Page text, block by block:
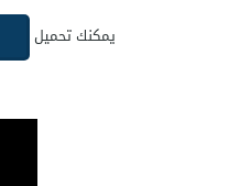
يمكنك تحميل